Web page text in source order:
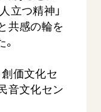
立つ精神」
共感の輪を
創価文化セ
音文化セン